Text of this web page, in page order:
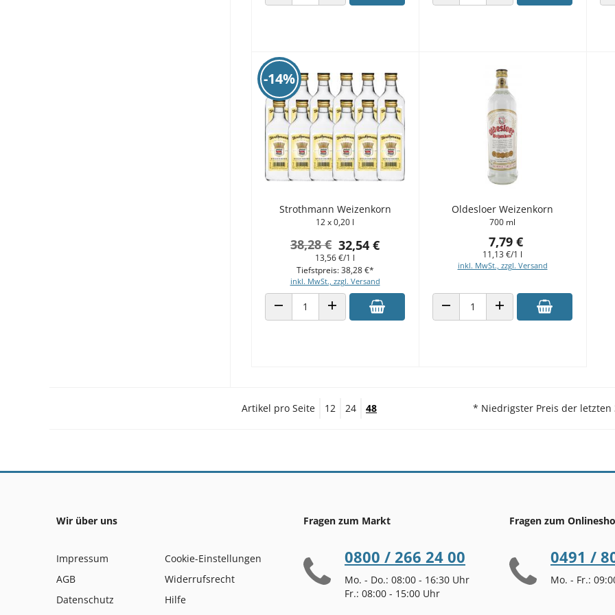
ANZAHL VERRINGERNANZAHL ERHÖHEN ANZAHL VERRINGERNANZAHL ERHÖHEN
-14%
Strothmann Weizenkorn
12 x 0,20 l
32,54 €
38,28 €
13,56 €/1 l
inkl. MwSt., zzgl. Versand
Tiefstpreis: 38,28 €*
ANZAHL VERRINGERNANZAHL ERHÖHEN
Oldesloer Weizenkorn
700 ml
7,79 €
11,13 €/1 l
inkl. MwSt., zzgl. Versand
ANZAHL VERRINGERNANZAHL ERHÖHEN
Artikel pro Seite 12 24 48 * Niedrigster Preis der letzten
Wir über uns
Impressum
AGB
Datenschutz
Cookie-Einstellungen
Widerrufsrecht
Hilfe
Fragen zum Markt
0800 / 266 24 00
Mo. - Do.: 08:00 - 16:30 Uhr
Fr.: 08:00 - 15:00 Uhr
Fragen zum
0491 /
Mo. - Fr.: